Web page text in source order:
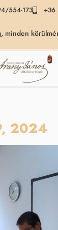
554-173
+36
minden
2024